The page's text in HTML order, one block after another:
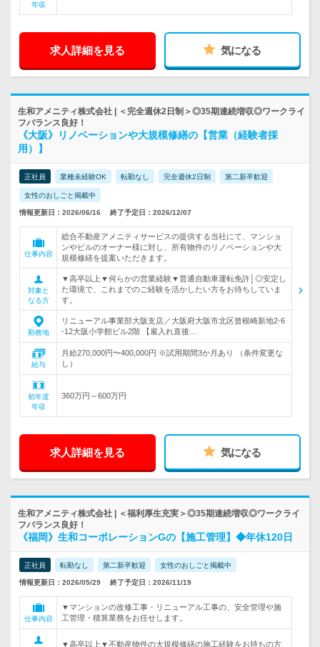
年収
求人詳細を見る 気になる
生和アメニティ株式会社 | ＜完全週休2日制＞◎35期連続増収◎ワークライ
フバランス良好！
《大阪》リノベーションや大規模修繕の【営業（経験者採
用）】
正社員 業種未経験OK 転勤なし 完全週休2日制 第二新卒歓迎
女性のおしごと掲載中
情報更新日：2026/06/16 終了予定日：2026/12/07
仕事内容
総合不動産アメニティサービスの提供する当社にて、マンショ
ンやビルのオーナー様に対し、所有物件のリノベーションや大
規模修繕を提案いただきます。
対象と
なる方
▼高卒以上▼何らかの営業経験▼普通自動車運転免許│◎安定し
た環境で、これまでのご経験を活かしたい方をお待ちしていま
す。
勤務地
リニューアル事業部大阪支店／大阪府大阪市北区曾根崎新地2-6
-12大阪小学館ビル2階 【雇入れ直後…
給与
月給270,000円〜400,000円 ※試用期間3か月あり （条件変更な
し）
初年度
年収
360万円～600万円
求人詳細を見る 気になる
生和アメニティ株式会社 | ＜福利厚生充実＞◎35期連続増収◎ワークライ
フバランス良好！
《福岡》生和コーポレーションGの【施工管理】◆年休120日
正社員 転勤なし 第二新卒歓迎 女性のおしごと掲載中
情報更新日：2026/05/29 終了予定日：2026/11/19
仕事内容
▼マンションの改修工事・リニューアル工事の、安全管理や施
工管理・積算業務をお任せします。
▼高卒以上▼不動産物件の大規模修繕の施工経験をお持ちの方